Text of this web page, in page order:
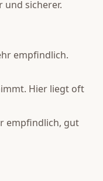
und sicherer.
empfindlich.
Hier liegt oft
empfindlich, gut